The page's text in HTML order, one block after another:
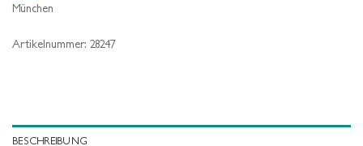
München
Artikelnummer: 28247
BESCHREIBUNG